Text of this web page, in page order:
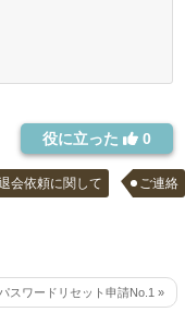
役に立った
0
会依頼に関して ご連絡
スワードリセット申請No.1 »